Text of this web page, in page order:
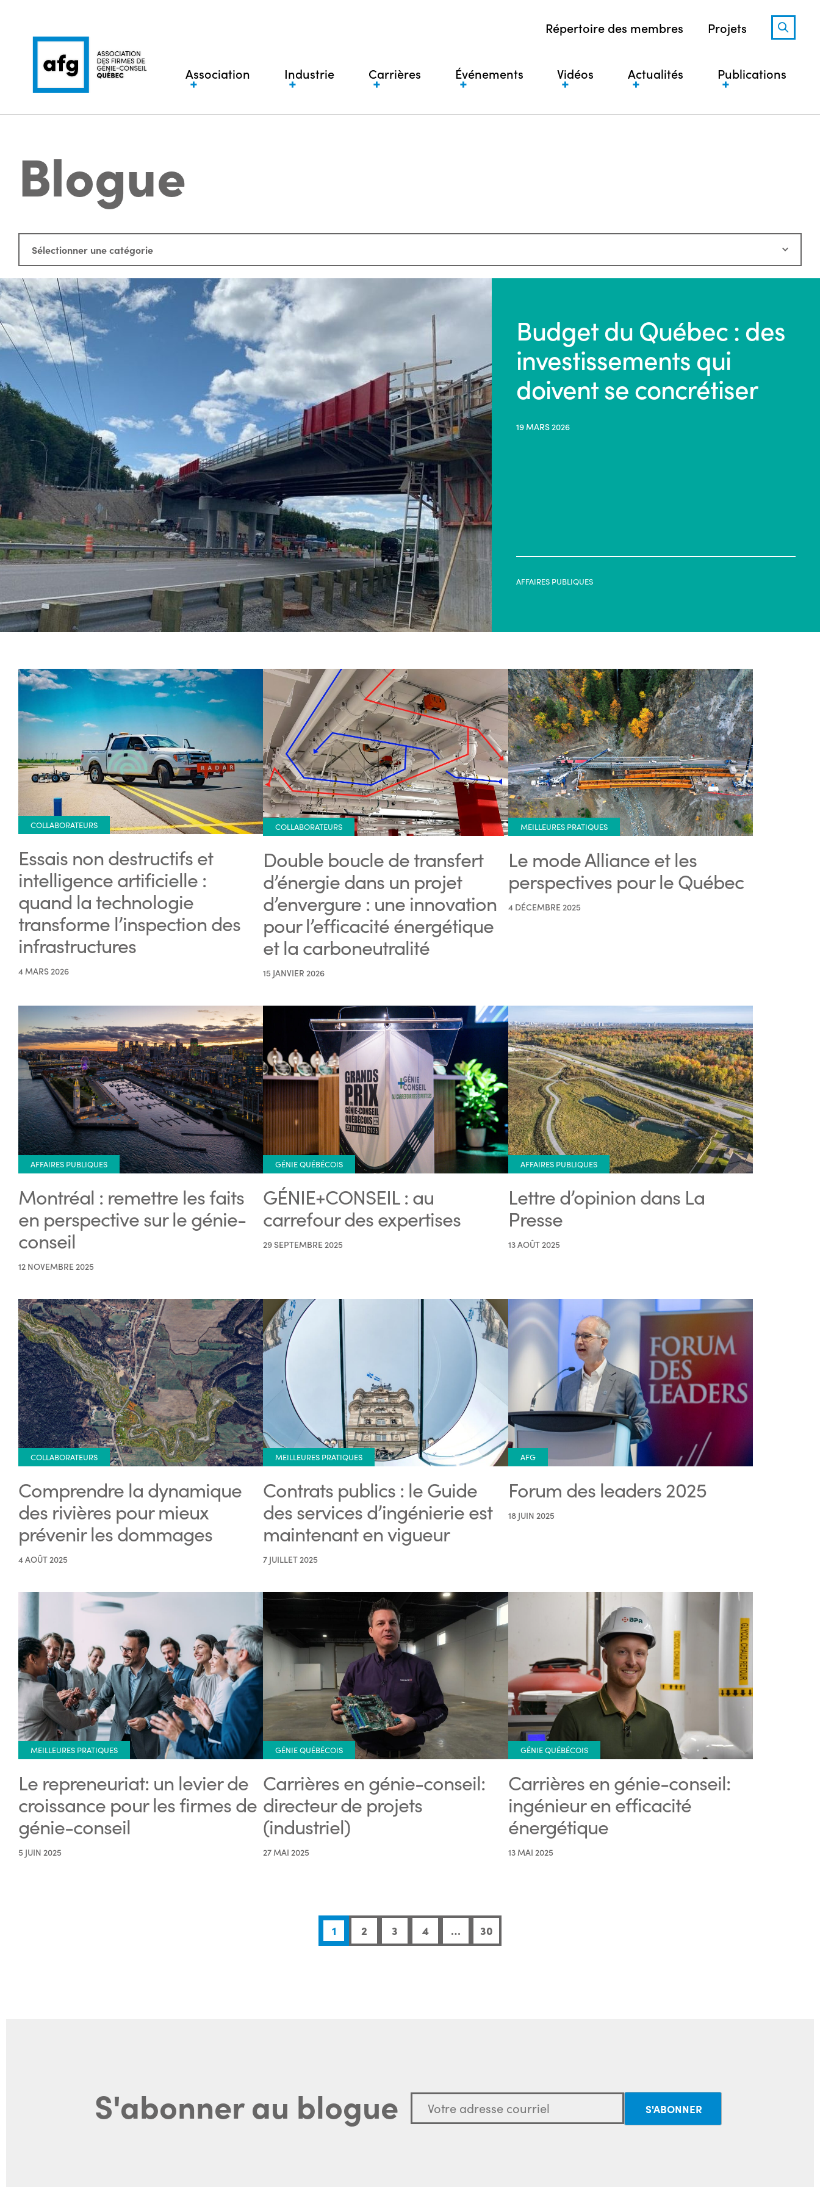
Répertoire des membres Projets
Association Industrie Carrières Événements Vidéos Actualités Publications
Blogue
Budget du Québec : des
investissements qui
doivent se concrétiser
19 MARS 2026
AFFAIRES PUBLIQUES
COLLABORATEURS
Essais non destructifs et
intelligence artificielle :
quand la technologie
transforme l’inspection des
infrastructures
4 MARS 2026
COLLABORATEURS
Double boucle de transfert
d’énergie dans un projet
d’envergure : une innovation
pour l’efficacité énergétique
et la carboneutralité
15 JANVIER 2026
MEILLEURES PRATIQUES
Le mode Alliance et les
perspectives pour le Québec
4 DÉCEMBRE 2025
AFFAIRES PUBLIQUES
Montréal : remettre les faits
en perspective sur le génie-
conseil
12 NOVEMBRE 2025
GÉNIE QUÉBÉCOIS
GÉNIE+CONSEIL : au
carrefour des expertises
29 SEPTEMBRE 2025
AFFAIRES PUBLIQUES
Lettre d’opinion dans La
Presse
13 AOÛT 2025
COLLABORATEURS
Comprendre la dynamique
des rivières pour mieux
prévenir les dommages
4 AOÛT 2025
MEILLEURES PRATIQUES
Contrats publics : le Guide
des services d’ingénierie est
maintenant en vigueur
7 JUILLET 2025
AFG
Forum des leaders 2025
18 JUIN 2025
MEILLEURES PRATIQUES
Le repreneuriat: un levier de
croissance pour les firmes de
génie-conseil
5 JUIN 2025
GÉNIE QUÉBÉCOIS
Carrières en génie-conseil:
directeur de projets
(industriel)
27 MAI 2025
GÉNIE QUÉBÉCOIS
Carrières en génie-conseil:
ingénieur en efficacité
énergétique
13 MAI 2025
1 2 3 4 … 30
S'abonner au blogue